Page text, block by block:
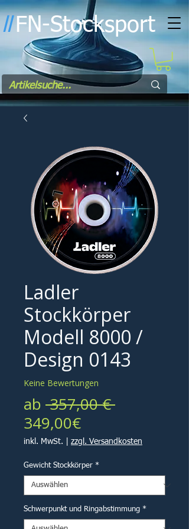
ll FN-Stocksport
Ladler
Stockkörper
Modell 8000 /
Design 0143
Keine Bewertungen
ab 357,00 €
349,00€Sale-
Preis
inkl. MwSt. zzgl. Versandkosten
Gewicht Stockkörper *
Schwerpunkt und Ringabstimmung *